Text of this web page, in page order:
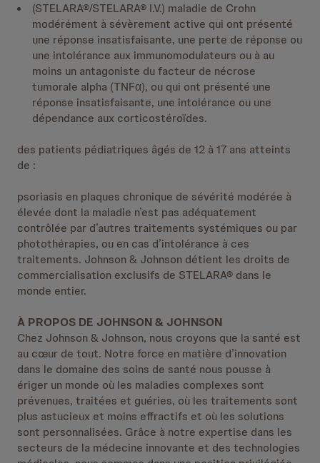
(STELARA®/STELARA® I.V.) maladie de Crohn
modérément à sévèrement active qui ont présenté
une réponse insatisfaisante, une perte de réponse ou
une intolérance aux immunomodulateurs ou à au
moins un antagoniste du facteur de nécrose
tumorale alpha (TNFα), ou qui ont présenté une
réponse insatisfaisante, une intolérance ou une
dépendance aux corticostéroïdes.
des patients pédiatriques âgés de 12 à 17 ans atteints
de :
psoriasis en plaques chronique de sévérité modérée à
élevée dont la maladie n’est pas adéquatement
contrôlée par d’autres traitements systémiques ou par
photothérapies, ou en cas d’intolérance à ces
traitements. Johnson & Johnson détient les droits de
commercialisation exclusifs de STELARA® dans le
monde entier.
À PROPOS DE JOHNSON & JOHNSON
Chez Johnson & Johnson, nous croyons que la santé est
au cœur de tout. Notre force en matière d’innovation
dans le domaine des soins de santé nous pousse à
ériger un monde où les maladies complexes sont
prévenues, traitées et guéries, où les traitements sont
plus astucieux et moins effractifs et où les solutions
sont personnalisées. Grâce à notre expertise dans les
secteurs de la médecine innovante et des technologies